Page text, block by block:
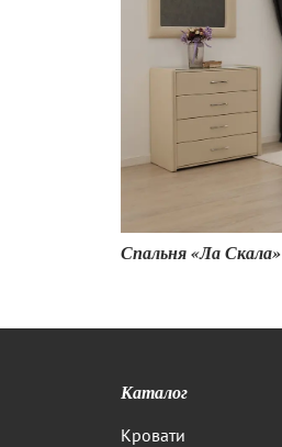
32 600 ₽ 54 333
Спальня «Ла Скала»
Каталог
Кровати